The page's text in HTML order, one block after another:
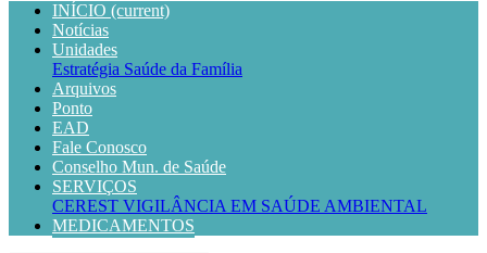
INÍCIO (current)
Notícias
Unidades
Estratégia Saúde da Família
Arquivos
Ponto
EAD
Fale Conosco
Conselho Mun. de Saúde
SERVIÇOS
CEREST VIGILÂNCIA EM SAÚDE AMBIENTAL
MEDICAMENTOS